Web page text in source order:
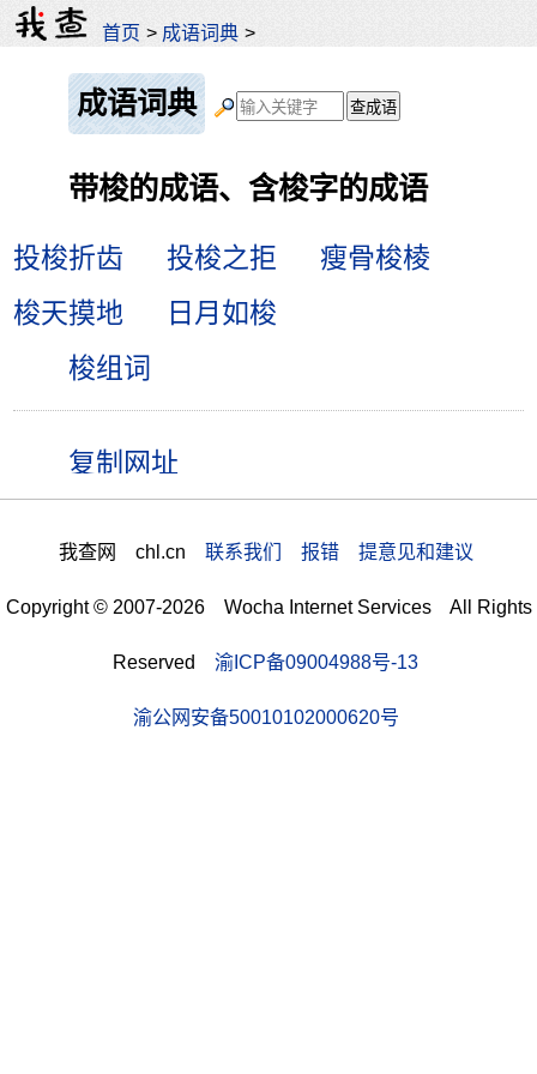
首页 > 成语词典 >
成语词典
带梭的成语、含梭字的成语
投梭折齿 投梭之拒
瘦骨梭棱
梭天摸地
日月如梭
梭组词
我查网 chl.cn 联系我们 报错 提意见和建议
Copyright © 2007-2026 Wocha Internet Services All Rights
Reserved 渝ICP备09004988号-13
渝公网安备50010102000620号